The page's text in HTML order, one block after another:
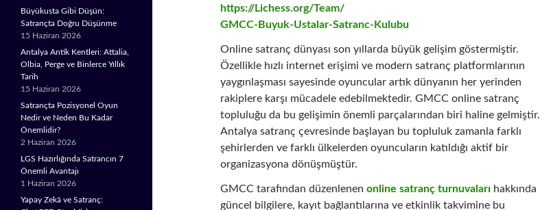
https://Lichess.org/Team/
GMCC-Buyuk-Ustalar-Satranc-Kulubu
Online satranç dünyası son yıllarda büyük gelişim göstermiştir.
Özellikle hızlı internet erişimi ve modern satranç platformlarının
yaygınlaşması sayesinde oyuncular artık dünyanın her yerinden
rakiplere karşı mücadele edebilmektedir. GMCC online satranç
topluluğu da bu gelişimin önemli parçalarından biri haline gelmiştir.
Antalya satranç çevresinde başlayan bu topluluk zamanla farklı
şehirlerden ve farklı ülkelerden oyuncuların katıldığı aktif bir
organizasyona dönüşmüştür.
GMCC tarafından düzenlenen online satranç turnuvaları hakkında
güncel bilgilere, kayıt bağlantılarına ve etkinlik takvimine bu
Büyükusta Gibi Düşün:
Satrançta Doğru Düşünme
15 Haziran 2026
Antalya Antik Kentleri: Attalia,
Olbia, Perge ve Binlerce Yıllık
Tarih
15 Haziran 2026
Satrançta Pozisyonel Oyun
Nedir ve Neden Bu Kadar
Önemlidir?
2 Haziran 2026
LGS Hazırlığında Satrancın 7
Önemli Avantajı
1 Haziran 2026
Yapay Zekâ ve Satranç: